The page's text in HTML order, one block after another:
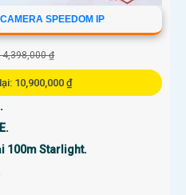
SPEEDOM IP
₫
10,900,000 ₫
100m Starlight.